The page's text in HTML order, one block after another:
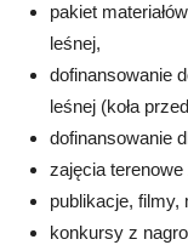
pakiet
leśnej,
dofinansowanie
leśnej (koła
dofinansowanie
zajęcia
publikacje, filmy,
konkursy z